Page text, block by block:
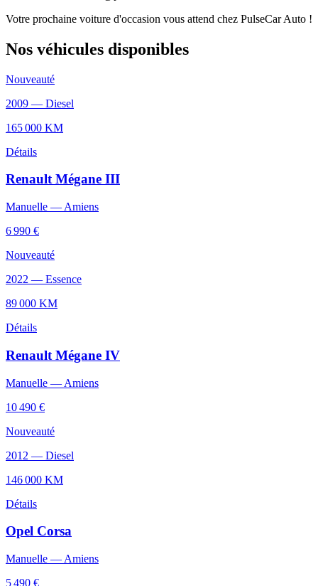
Votre prochaine voiture d'occasion vous attend chez PulseCar Auto !
Nos véhicules disponibles
Nouveauté
2009 — Diesel
165 000 KM
Détails
Renault Mégane III
Manuelle — Amiens
6 990 €
Nouveauté
2022 — Essence
89 000 KM
Détails
Renault Mégane IV
Manuelle — Amiens
10 490 €
Nouveauté
2012 — Diesel
146 000 KM
Détails
Opel Corsa
Manuelle — Amiens
5 490 €